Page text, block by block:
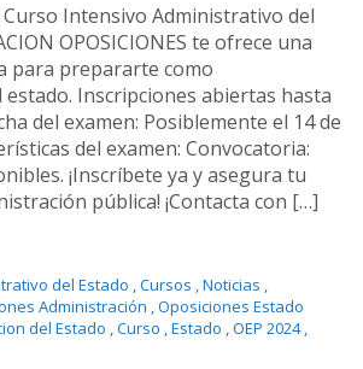
Curso Intensivo Administrativo del
OPOSICIONES te ofrece una
para prepararte como
Inscripciones abiertas hasta
del examen: Posiblemente el 14 de
del examen: Convocatoria:
¡Inscríbete ya y asegura tu
pública! ¡Contacta con […]
del Estado ,Cursos ,Noticias ,
Administración ,Oposiciones Estado
del Estado ,Curso ,Estado ,OEP 2024,